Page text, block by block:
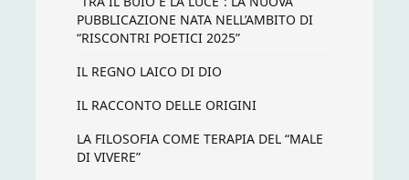
PUBBLICAZIONE NATA NELL’AMBITO DI
“RISCONTRI POETICI 2025”
IL REGNO LAICO DI DIO
IL RACCONTO DELLE ORIGINI
LA FILOSOFIA COME TERAPIA DEL “MALE
DI VIVERE”